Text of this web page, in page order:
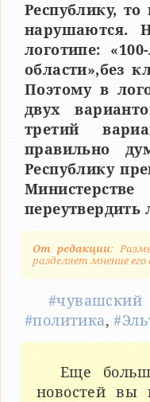
Республику,
нарушаются.
логотипе:
области»,без
Поэтому в
двух
третий
правильно
Республику
переутвердить
От редакции:
разделяет мнение его
#политика,
Еще
новостей вы